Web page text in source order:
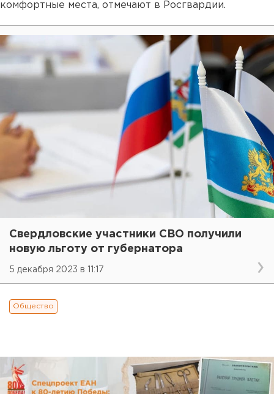
комфортные места, отмечают в Росгвардии.
Свердловские участники СВО получили
новую льготу от губернатора
5 декабря 2023 в 11:17
Общество